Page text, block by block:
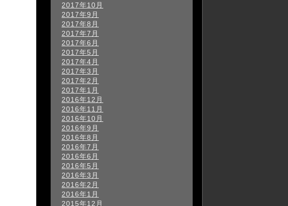
2017年10月
2017年9月
2017年8月
2017年7月
2017年6月
2017年5月
2017年4月
2017年3月
2017年2月
2017年1月
2016年12月
2016年11月
2016年10月
2016年9月
2016年8月
2016年7月
2016年6月
2016年5月
2016年3月
2016年2月
2016年1月
2015年12月